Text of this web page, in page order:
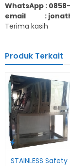
WhatsApp :
email :
Terima kasih
Produk Terkait
STAINLESS Safety